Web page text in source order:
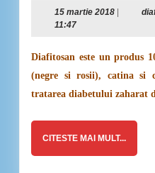
(2016-
2019)
15 martie 201815
11:47
Diafitosan este un produs 100% natural pe baza de afine
(negre si rosii), catina si
tratarea diabetului zaharat
CITESTE MAI MULT...CITESTE